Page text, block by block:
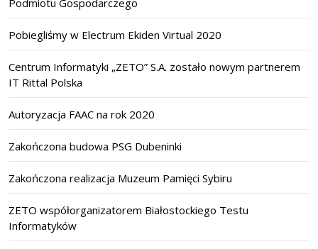
Pobiegliśmy w Electrum Ekiden Virtual 2020
Centrum Informatyki „ZETO” S.A. zostało nowym partnerem
IT Rittal Polska
Autoryzacja FAAC na rok 2020
Zakończona budowa PSG Dubeninki
Zakończona realizacja Muzeum Pamięci Sybiru
ZETO współorganizatorem Białostockiego Testu
Informatyków